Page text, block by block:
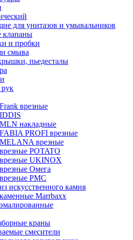
для унитазов и умывальников
клапаны
и пробки
смыва
пьедесталы
врезные
накладные
PROFI врезные
врезные
POTATO
UKINOX
Омега
РМС
искусственного камня
Marrbaxx
краны
смесители